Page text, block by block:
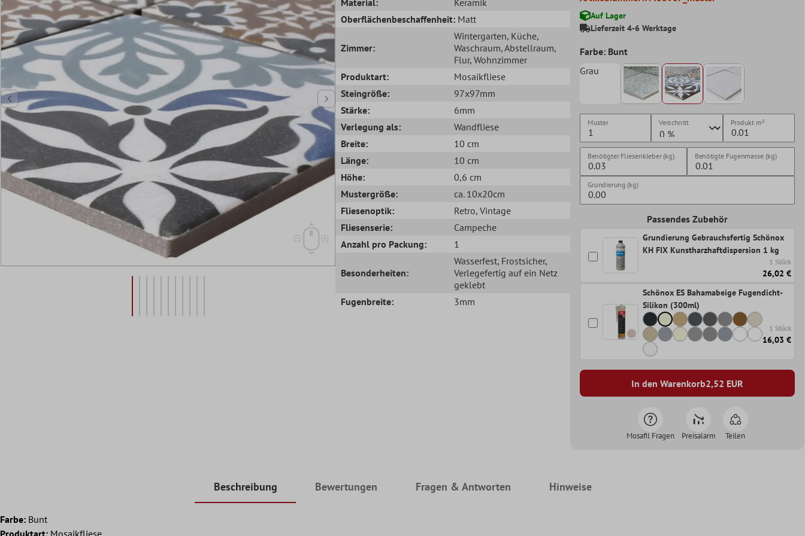
Oberflächenbeschaffenheit: Matt
Zimmer:
Wintergarten, Küche,
Waschraum, Abstellraum,
Flur, Wohnzimmer
Produktart:
Mosaikfliese
Steingröße:
97x97mm
Stärke:
6mm
Verlegung als:
Wandfliese
Breite:
10 cm
Länge:
10 cm
Höhe:
0,6 cm
Mustergröße:
ca. 10x20cm
Fliesenoptik:
Retro, Vintage
Fliesenserie:
Campeche
Anzahl pro Packung:
1
Besonderheiten:
Wasserfest, Frostsicher,
Verlegefertig auf ein Netz
geklebt
Fugenbreite:
3mm
Auf Lager
Lieferzeit 4-6 Werktage
Farbe: Bunt
Grau
Muster Verschnitt Produkt m²
Benötigter Fliesenkleber (kg) Benötigte Fugenmasse (kg)
Grundierung (kg)
Passendes Zubehör
Grundierung Gebrauchsfertig Schönox
KH FIX Kunstharzhaftdispersion 1 kg
1 Stück
26,02 €
Schönox ES Bahamabeige Fugendicht-
Silikon (300ml)
1 Stück
16,03 €
In den Warenkorb2,52 EUR
Mosafil Fragen Preisalarm Teilen
Beschreibung Bewertungen Fragen & Antworten Hinweise
Farbe: Bunt